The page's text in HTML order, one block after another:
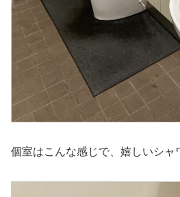
個室はこんな感じで、嬉しいシャ